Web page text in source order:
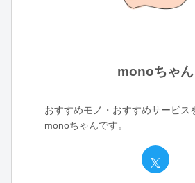
monoちゃん
おすすめモノ・おすすめサービス
monoちゃんです。